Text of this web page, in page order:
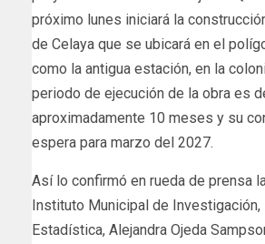
próximo lunes iniciará la
de Celaya que se ubicará en el
como la antigua estación, en la
periodo de ejecución de la obra es
aproximadamente 10 meses y su
espera para marzo del 2027.
Así lo confirmó en rueda de prensa
Instituto Municipal de Investigación,
Estadística, Alejandra Ojeda